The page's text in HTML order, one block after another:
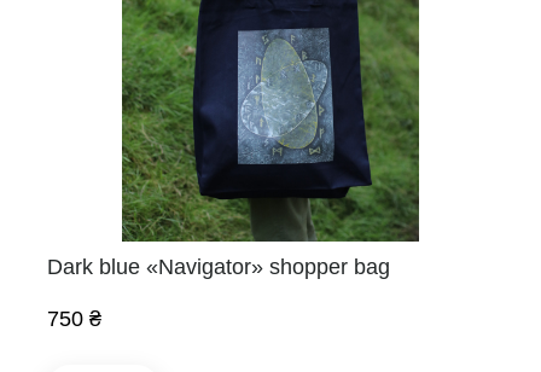
Dark blue «Navigator» shopper bag
750 ₴